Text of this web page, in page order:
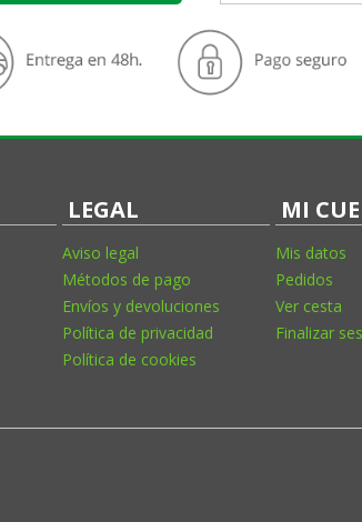
LEGAL
Aviso legal
Métodos de pago
Envíos y devoluciones
Política de privacidad
Política de cookies
MI
Mis datos
Pedidos
Ver cesta
Finalizar